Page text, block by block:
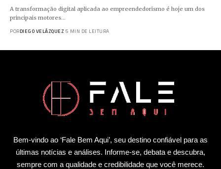
A transformação digital aplicada ao empreendedorismo é hoje um dos
principais motores…
PORDIEGO VELÁZQUEZ 5 MIN DE LEITURA
Bem-vindo ao ‘Fale Bem Aqui’, seu destino confiável para as
últimas notícias e análises. Informe-se, debata e descubra,
sempre com a qualidade e credibilidade que você merece.